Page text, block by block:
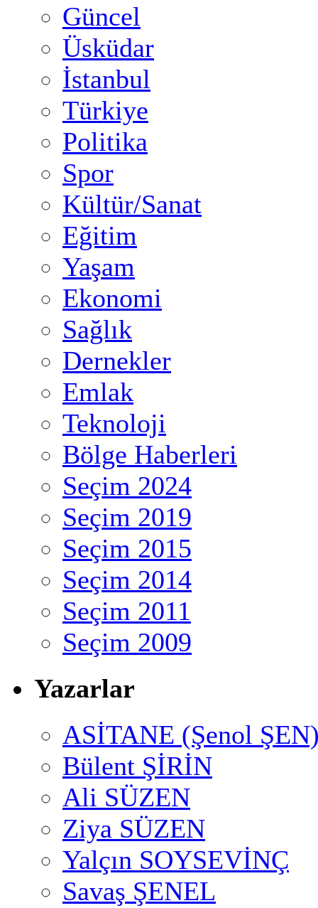
Güncel
Üsküdar
İstanbul
Türkiye
Politika
Spor
Kültür/Sanat
Eğitim
Yaşam
Ekonomi
Sağlık
Dernekler
Emlak
Teknoloji
Bölge Haberleri
Seçim 2024
Seçim 2019
Seçim 2015
Seçim 2014
Seçim 2011
Seçim 2009
Yazarlar
ASİTANE (Şenol
Bülent ŞİRİN
Ali SÜZEN
Ziya SÜZEN
Yalçın SOYSEVİNÇ
Savaş ŞENEL